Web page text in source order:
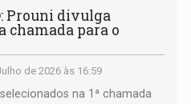
Prouni divulga
chamada para o
de 2026 às 16:59
na 1ª chamada